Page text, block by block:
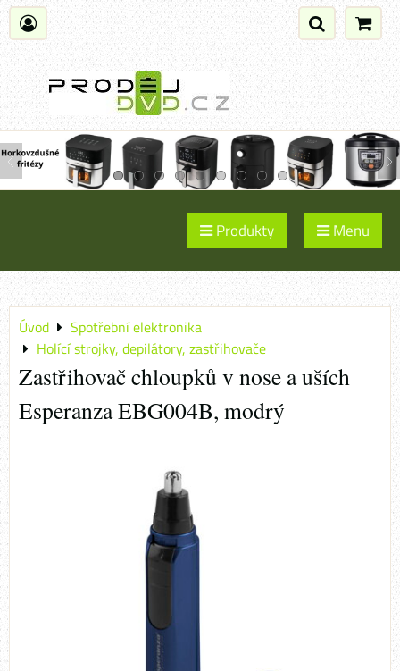
Produkty Menu
Úvod
Spotřební elektronika
Holící strojky, depilátory, zastřihovače
Zastřihovač chloupků v nose a uších
Esperanza EBG004B, modrý